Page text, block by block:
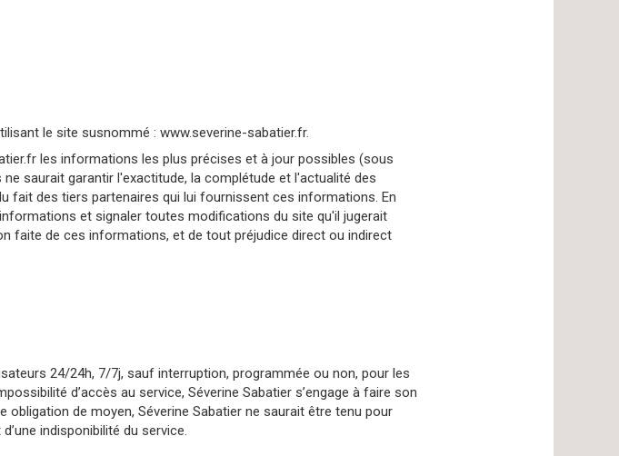
le site susnommé : www.severine-sabatier.fr.
les informations les plus précises et à jour possibles (sous
saurait garantir l'exactitude, la complétude et l'actualité des
fait des tiers partenaires qui lui fournissent ces informations. En
et signaler toutes modifications du site qu'il jugerait
faite de ces informations, et de tout préjudice direct ou indirect
24/24h, 7/7j, sauf interruption, programmée ou non, pour les
d’accès au service, Séverine Sabatier s’engage à faire son
obligation de moyen, Séverine Sabatier ne saurait être tenu pour
indisponibilité du service.